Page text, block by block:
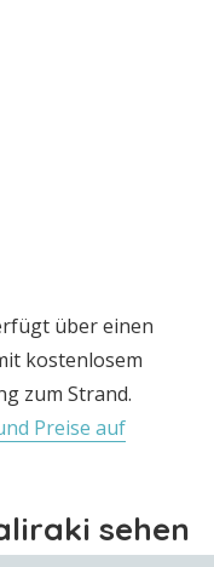
über einen
kostenlosem
zum Strand.
Preise auf
sehen